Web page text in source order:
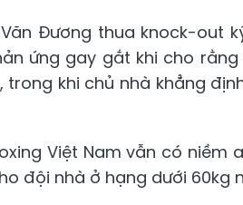
Đương thua knock-out
ứng gay gắt khi cho rằng
khi chủ nhà khẳng
Việt Nam vẫn có niềm
đội nhà ở hạng dưới 60kg